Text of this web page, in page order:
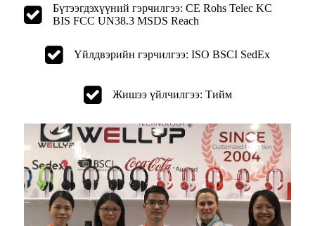
Бүтээгдэхүүний гэрчилгээ: CE Rohs Telec KC
BIS FCC UN38.3 MSDS Reach
Үйлдвэрийн гэрчилгээ: ISO BSCI SedEx
Жишээ үйлчилгээ: Тийм